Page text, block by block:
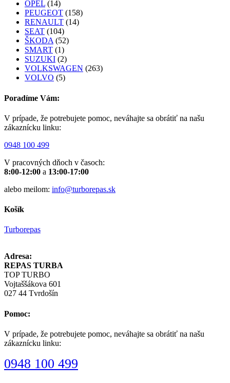
OPEL (14)
PEUGEOT (158)
RENAULT (14)
SEAT (104)
ŠKODA (52)
SMART (1)
SUZUKI (2)
VOLKSWAGEN (263)
VOLVO (5)
Poradíme Vám:
V prípade, že potrebujete pomoc, neváhajte sa obrátiť na našu
zákaznícku linku:
0948 100 499
V pracovných dňoch v časoch:
8:00-12:00 a 13:00-17:00
alebo meilom: info@turborepas.sk
Košík
Turborepas
Adresa:
REPAS TURBA
TOP TURBO
Vojtaššákova 601
027 44 Tvrdošín
Pomoc:
V prípade, že potrebujete pomoc, neváhajte sa obrátiť na našu
zákaznícku linku:
0948 100 499